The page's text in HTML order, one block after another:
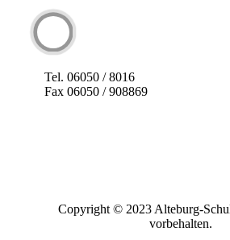
Tel. 06050 / 8016
Fax 06050 / 908869
Copyright © 2023 Alteburg-
vorbehalten.